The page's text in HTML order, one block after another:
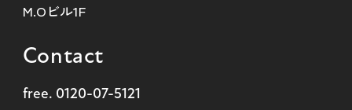
M.Oビル1F
Contact
free. 0120-07-5121